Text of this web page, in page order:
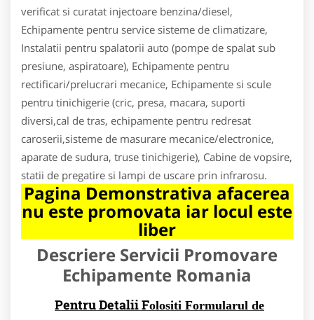
verificat si curatat injectoare benzina/diesel,
Echipamente pentru service sisteme de climatizare,
Instalatii pentru spalatorii auto (pompe de spalat sub
presiune, aspiratoare), Echipamente pentru
rectificari/prelucrari mecanice, Echipamente si scule
pentru tinichigerie (cric, presa, macara, suporti
diversi,cal de tras, echipamente pentru redresat
caroserii,sisteme de masurare mecanice/electronice,
aparate de sudura, truse tinichigerie), Cabine de vopsire,
statii de pregatire si lampi de uscare prin infrarosu.
Pagina Demonstrativa afacerea
nu este promovata iar locul este
liber
Descriere Servicii Promovare
Echipamente Romania
Pentru Detalii Folositi Formularul de